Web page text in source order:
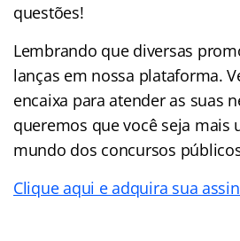
questões!
Lembrando que diversas
lanças em nossa plataforma.
encaixa para atender as suas
queremos que você seja mais
mundo dos concursos
Clique aqui e adquira sua